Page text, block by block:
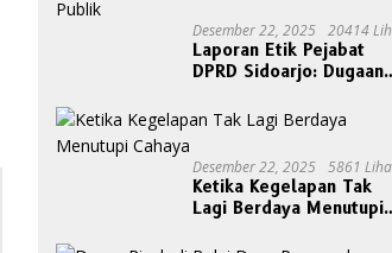
Desember 22, 2025 20414
Laporan Etik Pejabat
DPRD Sidoarjo: Dugaan
Disorot Publik
Desember 22, 2025 5861
Ketika Kegelapan Tak
Lagi Berdaya Menutupi